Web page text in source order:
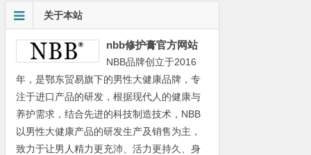
关于本站
nbb修护膏官方网站
NBB品牌创立于2016
年，是鄂东贸易旗下的男性大健康品牌，专
注于进口产品的研发，根据现代人的健康与
养护需求，结合先进的科技制造技术，NBB
以男性大健康产品的研发生产及销售为主，
致力于让男人精力更充沛、活力更持久、身